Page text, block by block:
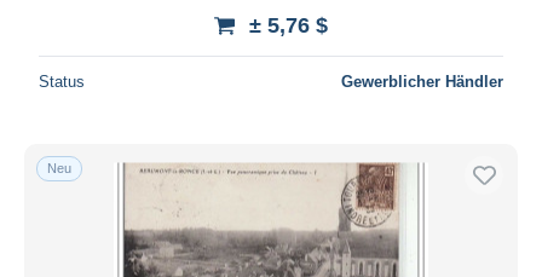
± 5,76 $
Status Gewerblicher Händler
Neu